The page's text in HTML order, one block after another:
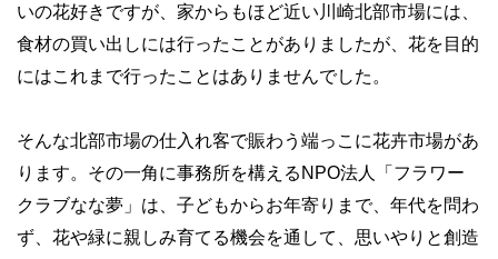
いの花好きですが、家からもほど近い川崎北部市場には、
食材の買い出しには行ったことがありましたが、花を目的
にはこれまで行ったことはありませんでした。
そんな北部市場の仕入れ客で賑わう端っこに花卉市場があ
ります。その一角に事務所を構えるNPO法人「フラワー
クラブなな夢」は、子どもからお年寄りまで、年代を問わ
ず、花や緑に親しみ育てる機会を通して、思いやりと創造